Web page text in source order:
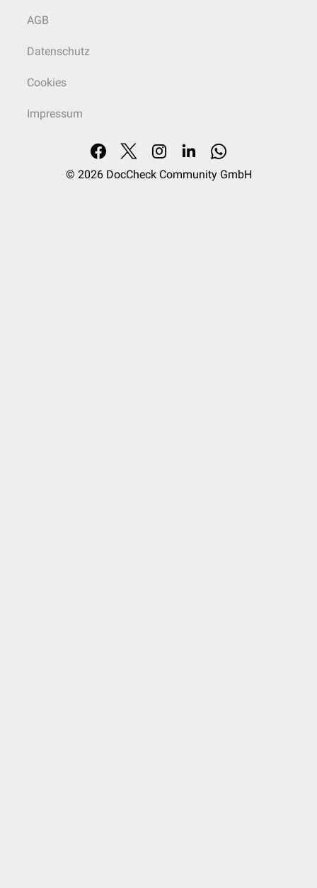
AGB
Datenschutz
Cookies
Impressum
© 2026 DocCheck Community GmbH